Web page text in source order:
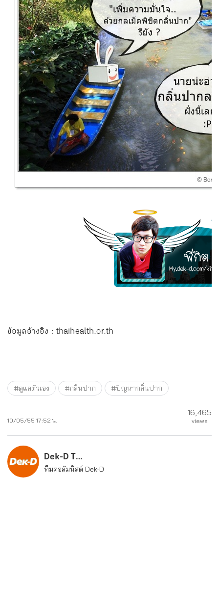
ข้อมูลอ้างอิง : thaihealth.or.th
#ดูแลตัวเอง #กลิ่นปาก #ปัญหากลิ่นปาก
10/05/55 17:52 น.
16,465
views
Dek-D Team
ทีมคอลัมนิสต์ Dek-D